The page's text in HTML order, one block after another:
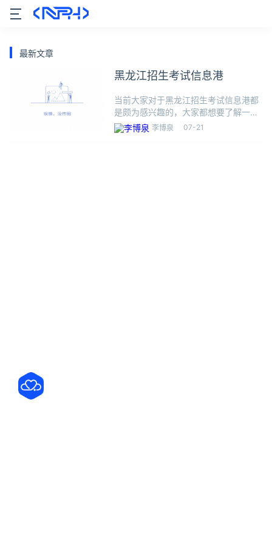
最新文章
黑龙江招生考试信息港
当前大家对于黑龙江招生考试信息港都
是颇为感兴趣的，大家都想要了解一下
黑龙江招生考试信息港，那么小美也是
在网络上收集了一些关于黑龙江招生考
李博泉 07-21